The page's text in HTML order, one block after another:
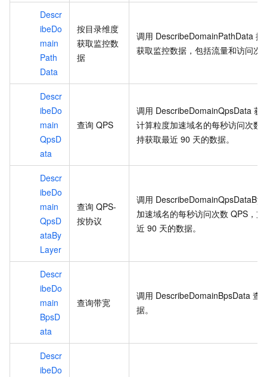
Descr
ibeDo
main
Path
Data
按目录维度
获取监控数
据
调用 DescribeDomainPathData 按
获取监控数据，包括流量和访问次
Descr
ibeDo
main
QpsD
ata
查询 QPS
调用 DescribeDomainQpsData 获
计算粒度加速域名的每秒访问次数
持获取最近 90 天的数据。
Descr
ibeDo
main
QpsD
ataBy
Layer
查询 QPS-
按协议
调用
加速域名的每秒访问次数 QPS，
近 90 天的数据。
Descr
ibeDo
main
BpsD
ata
查询带宽
调用 DescribeDomainBpsData 查
据。
Descr
ibeDo